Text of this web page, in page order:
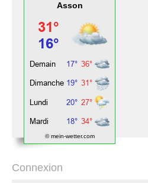
Asson
© mein-wetter.com
Connexion